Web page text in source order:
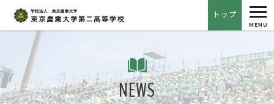
トップ
MENU
NEWS